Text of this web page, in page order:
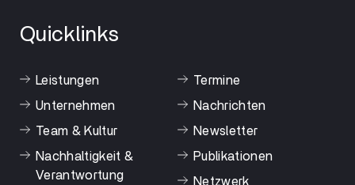
Quicklinks
Leistungen
Unternehmen
Team & Kultur
Nachhaltigkeit &
Verantwortung
Termine
Nachrichten
Newsletter
Publikationen
Netzwerk